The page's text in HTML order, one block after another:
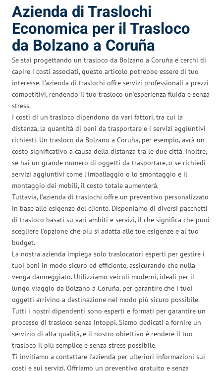
Azienda di Traslochi
Economica per il Trasloco
da Bolzano a Coruña
Se stai progettando un trasloco da Bolzano a Coruña e cerchi di
capire i costi associati, questo articolo potrebbe essere di tuo
interesse. L’azienda di traslochi offre servizi professionali a prezzi
competitivi, rendendo il tuo trasloco un’esperienza fluida e senza
stress.
I costi di un trasloco dipendono da vari fattori, tra cui la
distanza, la quantità di beni da trasportare e i servizi aggiuntivi
richiesti. Un trasloco da Bolzano a Coruña, per esempio, avrà un
costo significativo a causa della distanza tra le due città. Inoltre,
se hai un grande numero di oggetti da trasportare, o se richiedi
servizi aggiuntivi come l’imballaggio o lo smontaggio e il
montaggio dei mobili, il costo totale aumenterà.
Tuttavia, l’azienda di traslochi offre un preventivo personalizzato
in base alle esigenze del cliente. Disponiamo di diversi pacchetti
di trasloco basati su vari ambiti e servizi, il che significa che puoi
scegliere l’opzione che più si adatta alle tue esigenze e al tuo
budget.
La nostra azienda impiega solo traslocatori esperti per gestire i
tuoi beni in modo sicuro ed efficiente, assicurando che nulla
venga danneggiato. Utilizziamo veicoli moderni, ideali per il
lungo viaggio da Bolzano a Coruña, per garantire che i tuoi
oggetti arrivino a destinazione nel modo più sicuro possibile.
Tutti i nostri dipendenti sono esperti e formati per garantire un
processo di trasloco senza intoppi. Siamo dedicati a fornire un
servizio di alta qualità, e il nostro obiettivo è rendere il tuo
trasloco il più semplice e senza stress possibile.
Ti invitiamo a contattare l’azienda per ulteriori informazioni sui
costi e sui servizi. Offriamo un preventivo gratuito e senza